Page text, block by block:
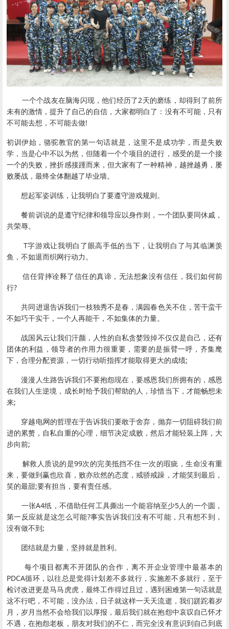
一个个战友在脑海闪现，他们经历了2天的磨练，却得到了前所
未有的激情，提升了自己的自信，大家都明白了：没有不可能，只有
不可能去想，不可能去做!
初训伊始，骆驼教官的第一句话就是，这里不是成功学，而是失败
学，当是心中不以为然，但随着一个个项目的进行，感受的是一个接
一个的失败，挫折感接踵而来，但大家有了一种精神，越挫越勇，屡
败屡战，最终全体翻越了毕业墙。
想起军姿训练，让我明白了要遵守游戏规则。
餐前训说的是遵守纪律和领导应以身作则，一个团队要同休戚，
共荣辱。
T字游戏让我明白了眼高手低的当下，让我明白了与其临渊羡
鱼，不如退而织网行动力。
信任背摔诠释了信任的真谛，无法想象没有信任，我们如何前
行?
共同进退告诉我们一枝独秀不是春，满园春色关不住，苦干蛮干
不如巧干实干，一个人再能干，不如集体的力量。
战国风云让我们汗颜，人性的自私贪婪毁掉不仅仅是自己，还有
团体的利益，领导者的作用力很重要，需要的是振臂一呼，齐集麾
下，合理分配资源，一切行动听指挥才能取得更大的成绩;
漫漫人生路告诉我们不要抱怨现在，要感恩我们所拥有的，感恩
在我们人生逆境，成长时给予我们帮助的人，珍惜当下，才能畅想未
来;
穿越电网的哲理在于告诉我们要敢于舍弃，抛弃一切阻碍我们前
进的累赘，自私自重的心理，细节决定成败，然后才能轻装上阵，大
步向前;
解救人质说的是99次的完美抵挡不住一次的瑕疵，生命没有重
来，要做到赢也欣喜，败亦欣然的态度，戒骄戒躁，才能笑到最后，
笑的最甜;要有担当，要有责任感。
一张A4纸，不借助任何工具撕出一个能容纳至少5人的一个圆，
第一反应就是这怎么可能?事实告诉我们没有不可能，只有想不到，
没有做不到;
团结就是力量，坚持就是胜利。
每个项目都离不开团队的合作，离不开企业管理中最基本的
PDCA循环，以往总是觉得计划差不多就行，实施差不多就行，至于
检讨改进更是马马虎虎，最终工作得过且过，遇到困难第一句话就是
这不行吧，不可能，没办法，日子就这样一天天流逝，我们蹉跎着岁
月，岁月当然不会给我们以厚报，最后我们就在抱怨中哀叹自己怀才
不遇，在抱怨老板，朋友对我们的不仁，而完全没有意识到自己到底